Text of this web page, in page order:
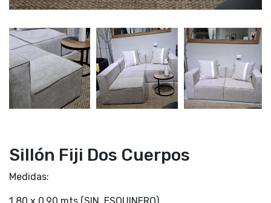
Sillón Fiji Dos Cuerpos
Medidas: